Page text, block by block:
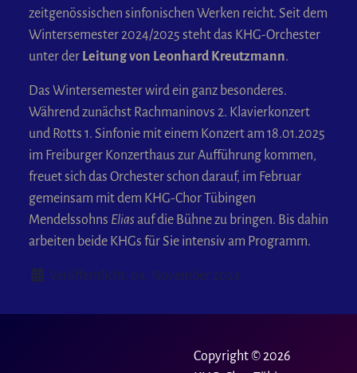
zeitgenössischen sinfonischen Werken reicht. Seit dem
Wintersemester 2024/2025 steht das KHG-Orchester
unter der Leitung von Leonhard Kreutzmann.
Das Wintersemester wird ein ganz besonderes.
Während zunächst Rachmaninovs 2. Klavierkonzert
und Rotts 1. Sinfonie mit einem Konzert am 18.01.2025
im Freiburger Konzerthaus zur Aufführung kommen,
freuet sich das Orchester schon darauf, im Februar
gemeinsam mit dem KHG-Chor Tübingen
Mendelssohns Eliasauf die Bühne zu bringen. Bis dahin
arbeiten beide KHGs für Sie intensiv am Programm.
DetailsVeröffentlicht: 04. November 2024
Copyright © 2026